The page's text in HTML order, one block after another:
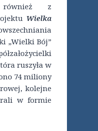
również z
Wielka
„Wielki Bój”
ruszyła w
74 miliony
kolejne
w formie